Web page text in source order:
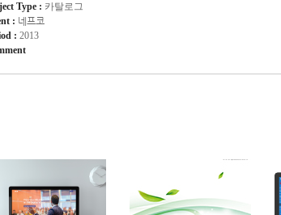
Type : 카탈로그
: 네프코
: 2013